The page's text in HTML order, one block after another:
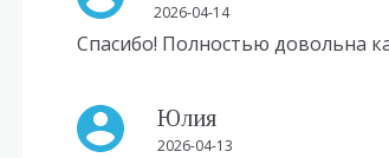
2026-04-14
Спасибо! Полностью довольна
Юлия
2026-04-13